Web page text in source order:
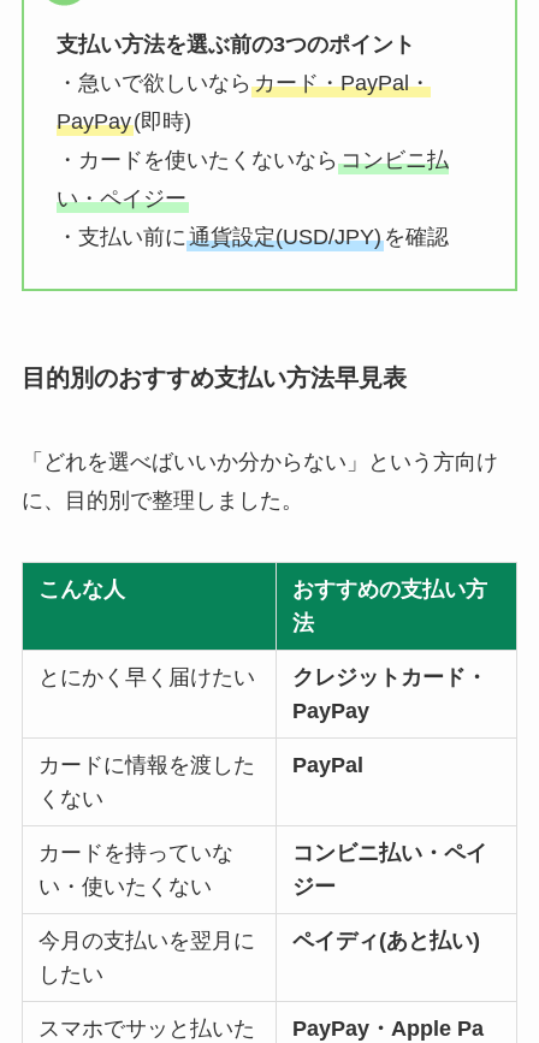
支払い方法を選ぶ前の3つのポイント
・急いで欲しいなら カード・PayPal・
PayPay(即時)
・カードを使いたくないなら コンビニ払
い・ペイジー
・支払い前に通貨設定(USD/JPY)を確認
目的別のおすすめ支払い方法早見表
「どれを選べばいいか分からない」という方向け
に、目的別で整理しました。
こんな人
おすすめの支払い方
法
とにかく早く届けたい
クレジットカード・
PayPay
カードに情報を渡した
くない
PayPal
カードを持っていな
い・使いたくない
コンビニ払い・ペイ
ジー
今月の支払いを翌月に
したい
ペイディ(あと払い)
スマホでサッと払いた
PayPay・Apple Pa